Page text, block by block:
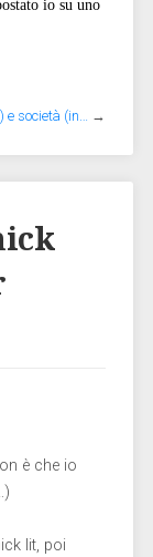
io su uno
e società (in… →
è che io
lit, poi